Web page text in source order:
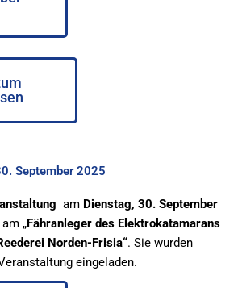
September 2025
am Dienstag, 30. September
am „Fähranleger des Elektrokatamarans
Norden-Frisia“. Sie wurden
eingeladen.